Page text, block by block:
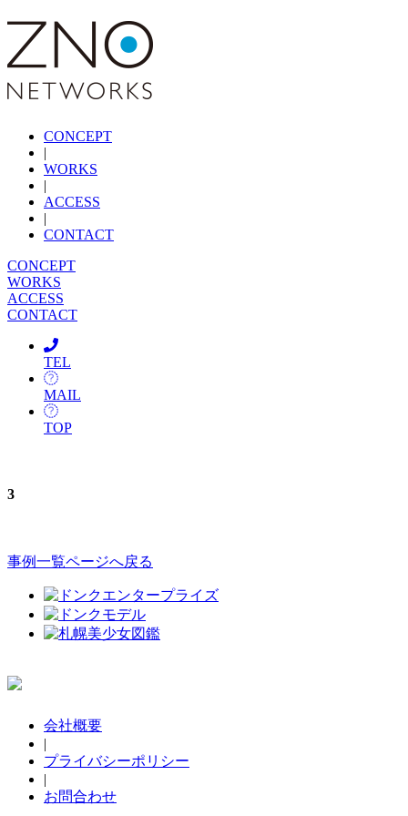
CONCEPT
|
WORKS
|
ACCESS
|
CONTACT
CONCEPT
WORKS
ACCESS
CONTACT
TEL
MAIL
TOP
3
事例一覧ページへ戻る
会社概要
|
プライバシーポリシー
|
お問合わせ